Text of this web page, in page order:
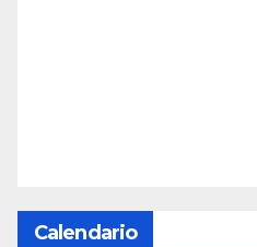
Calendario